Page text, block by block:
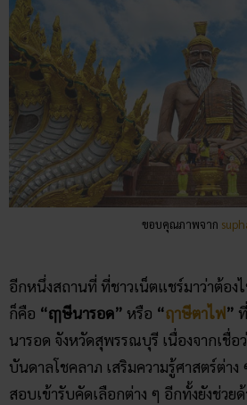
ขอบคุณภาพจาก
อีกหนึ่งสถานที่ ที่ชาวเน็ตแชร์มาว่าต้อง
ก็คือ “ฤๅษีนารอด” หรือ “ฤาษีตาไฟ”
นารอด จังหวัดสุพรรณบุรี เนื่องจากเชื่อ
บันดาลโชคลาภ เสริมความรู้ศาสตร์ต่า
สอบเข้ารับคัดเลือกต่าง ๆ อีกทั้งยังช่ว